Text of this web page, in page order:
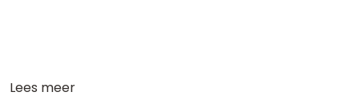
Lees meer